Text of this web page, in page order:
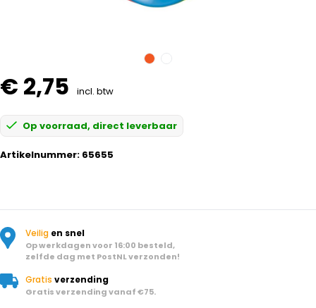
€ 2,75 incl. btw
Op voorraad, direct leverbaar
Artikelnummer: 65655
Veilig en snel
Op werkdagen voor 16:00 besteld,
zelfde dag met PostNL verzonden!
Gratis verzending
Gratis verzending vanaf €75.